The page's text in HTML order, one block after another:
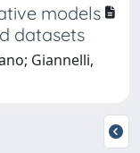
models
datasets
Giannelli,